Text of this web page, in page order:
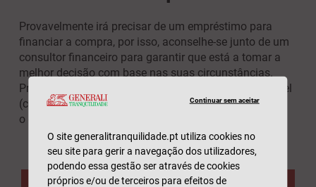
Provavelmente irá precisar de um empréstimo para
financiar a compra, por isso, aconselhe-se junto de um
consultor financeiro para garantir que está a tomar a
melhor decisão com base nas suas circunstâncias.
Precisará de saber que tipo de rendimento é expectável
(com base em estudos de mercado) e como irá pagar
o empréstimo.
Continuar sem aceitar
O site generalitranquilidade.pt utiliza cookies no
seu site para gerir a navegação dos utilizadores,
podendo essa gestão ser através de cookies
próprios e/ou de terceiros para efeitos de